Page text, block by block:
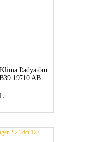
Radyatörü
19710 AB